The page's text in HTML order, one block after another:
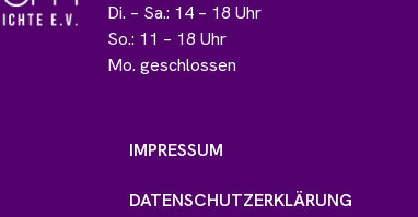
Di. – Sa.: 14 – 18 Uhr
So.: 11 – 18 Uhr
Mo. geschlossen
IMPRESSUM
DATENSCHUTZERKLÄRUNG